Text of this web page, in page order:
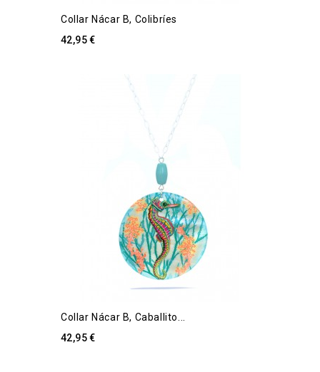
Collar Nácar B, Colibríes
42,95 €
Collar Nácar B, Caballito...
42,95 €